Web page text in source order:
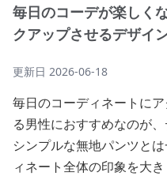
毎日のコーデが楽しく
クアップさせるデザイ
更新日 2026-06-18
毎日のコーディネートに
る男性におすすめなのが、
シンプルな無地パンツと
ィネート全体の印象を大き